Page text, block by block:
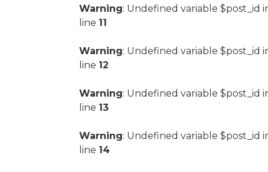
Warning: Undefined variable $post_id
line 11
Warning: Undefined variable $post_id
line 12
Warning: Undefined variable $post_id
line 13
Warning: Undefined variable $post_id
line 14